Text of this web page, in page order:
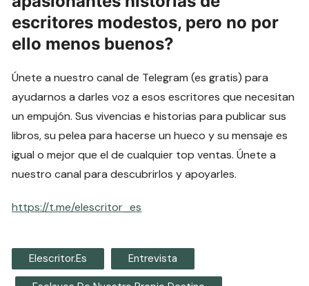
escritores modestos, pero no por
ello menos buenos?
Únete a nuestro canal de Telegram (es gratis) para
ayudarnos a darles voz a esos escritores que necesitan
un empujón. Sus vivencias e historias para publicar sus
libros, su pelea para hacerse un hueco y su mensaje es
igual o mejor que el de cualquier top ventas. Únete a
nuestro canal para descubrirlos y apoyarles.
https://t.me/elescritor_es
Elescritor.es Entrevista